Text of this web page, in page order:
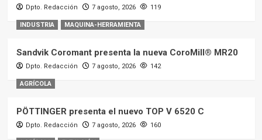
Dpto. Redacción 7 agosto, 2026 119
INDUSTRIA MAQUINA-HERRAMIENTA
Sandvik Coromant presenta la nueva CoroMill® MR20
Dpto. Redacción 7 agosto, 2026 142
AGRÍCOLA
PÖTTINGER presenta el nuevo TOP V 6520 C
Dpto. Redacción 7 agosto, 2026 160